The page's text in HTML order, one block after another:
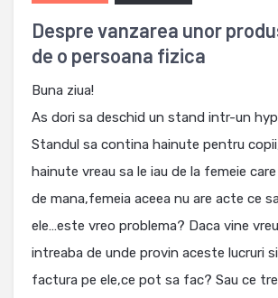
Despre vanzarea unor
de o persoana fizica
Buna ziua!
As dori sa deschid un stand intr-un
Standul sa contina hainute pentru
hainute vreau sa le iau de la femeie
de mana,femeia aceea nu are acte ce
ele…este vreo problema? Daca vine
intreaba de unde provin aceste lucruri
factura pe ele,ce pot sa fac? Sau ce